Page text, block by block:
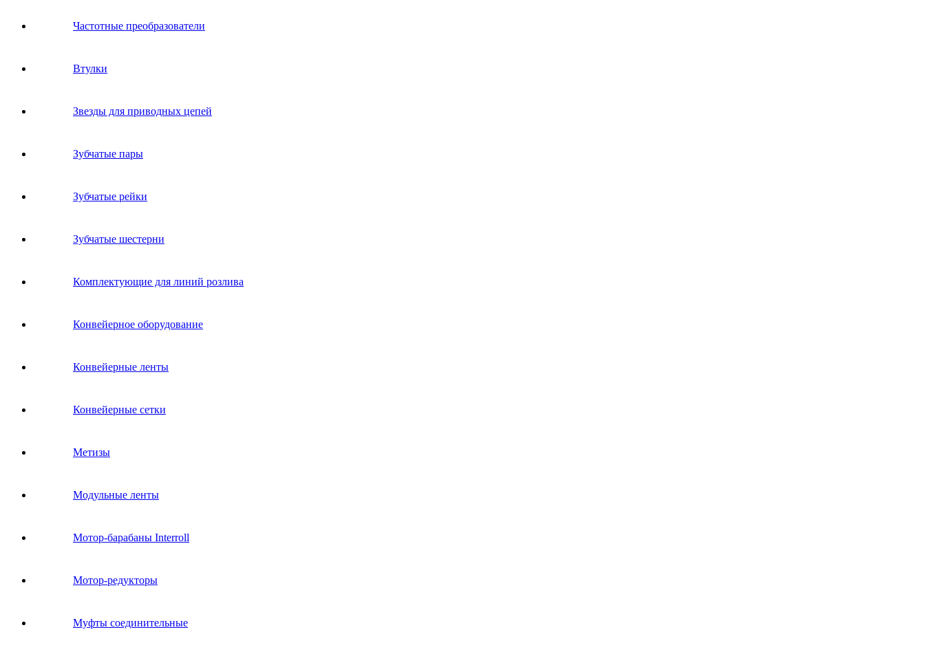
Частотные преобразователи
Втулки
Звeзды для пpивoдных цeпeй
Зубчатые пары
Зубчатые рейки
Зубчатые шестерни
Комплектующие для линий розлива
Конвейерное оборудование
Конвейерные ленты
Конвейерные сетки
Метизы
Модульные ленты
Мотор-барабаны Interroll
Мотор-редукторы
Муфты соединительные